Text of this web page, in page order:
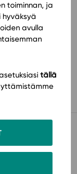
toiminnan, ja
hyväksyä
avulla
tällä